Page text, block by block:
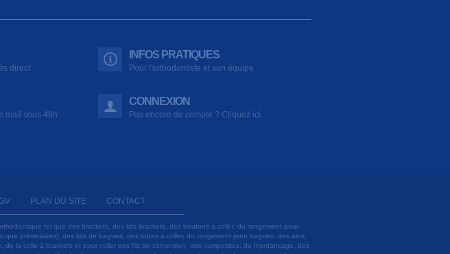
direct
INFOS PRATIQUES
Pour l'orthodontiste et son équipe
mail sous 48h
CONNEXION
Pas encore de compte ? Cliquez ici
- PLAN DU SITE - CONTACT
tel que des brackets, des kits brackets, des boutons à coller, du rangement pour
prémolaires), des kits de bagues, des tubes à coller, du rangement pour bagues, des arcs,
la colle à brackets et pour coller des fils de contention, des composites, du mordançage, des